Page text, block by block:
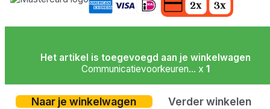
Het artikel is toegevoegd aan je winkelwagen
Communicatievoorkeuren... x1
Naar je winkelwagen Verder winkelen